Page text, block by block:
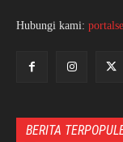
Hubungi kami:
BERITA